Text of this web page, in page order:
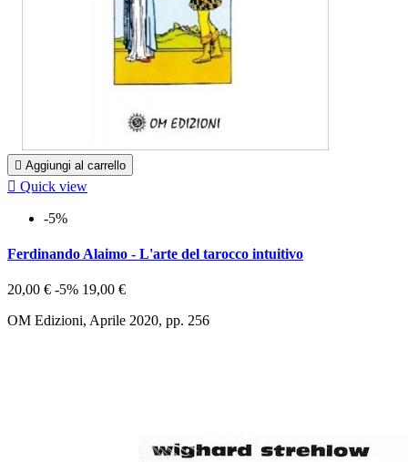
 Aggiungi al carrello
 Quick view
-5%
Ferdinando Alaimo - L'arte del tarocco intuitivo
20,00 € -5% 19,00 €
OM Edizioni, Aprile 2020, pp. 256